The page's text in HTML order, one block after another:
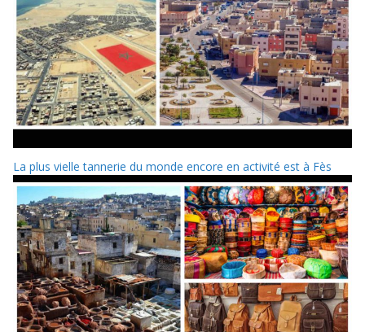
La plus vielle tannerie du monde encore en activité est à Fès